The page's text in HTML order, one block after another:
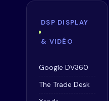
DSP DISPLAY
& VIDÉO
Google DV360
The Trade Desk